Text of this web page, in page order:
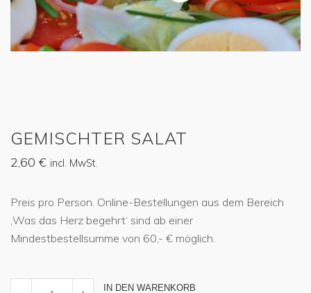
GEMISCHTER SALAT
2,60 € incl. MwSt.
Preis pro Person. Online-Bestellungen aus dem Bereich
‚Was das Herz begehrt‘ sind ab einer
Mindestbestellsumme von 60,- € möglich.
IN DEN WARENKORB